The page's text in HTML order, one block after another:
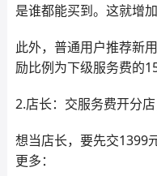
是谁都能买到。这就增
此外，普通用户推荐新
励比例为下级服务费的
2.店长：交服务费开分
想当店长，要先交1399
更多：